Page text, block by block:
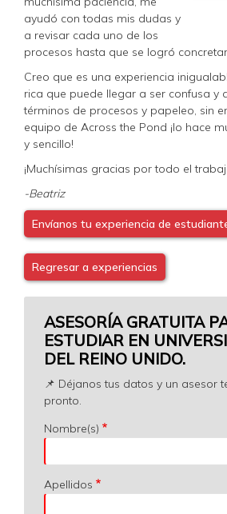
ayudó con todas mis dudas y
a revisar cada uno de los
procesos hasta que se logró
Creo que es una experiencia
rica que puede llegar a ser confusa y
términos de procesos y papeleo, sin
equipo de Across the Pond ¡lo hace
y sencillo!
¡Muchísimas gracias por todo el
-Beatriz
Envíanos tu experiencia de
Regresar a experiencias
ASESORÍA GRATUITA
ESTUDIAR EN
DEL REINO UNIDO.
📌 Déjanos tus datos y un asesor
pronto.
Nombre(s)
Apellidos